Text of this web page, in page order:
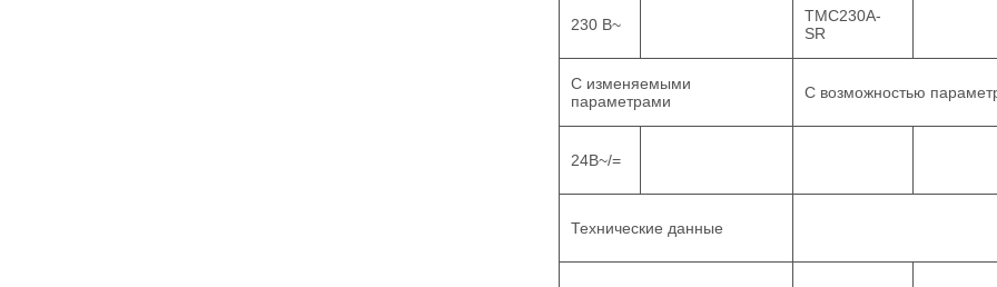
230 В~
TMC230A-
SR
С изменяемыми
параметрами
С возможностью
24В~/=
Технические данные